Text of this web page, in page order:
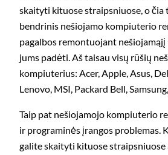
skaityti kituose straipsniuose, o čia
bendrinis nešiojamo kompiuterio
pagalbos remontuojant
jums padėti. Aš taisau visų rūšių
kompiuterius: Acer, Apple, Asus,
Lenovo, MSI, Packard Bell,
Taip pat nešiojamojo kompiuterio
ir programinės įrangos problemas.
galite skaityti kituose straipsniuose